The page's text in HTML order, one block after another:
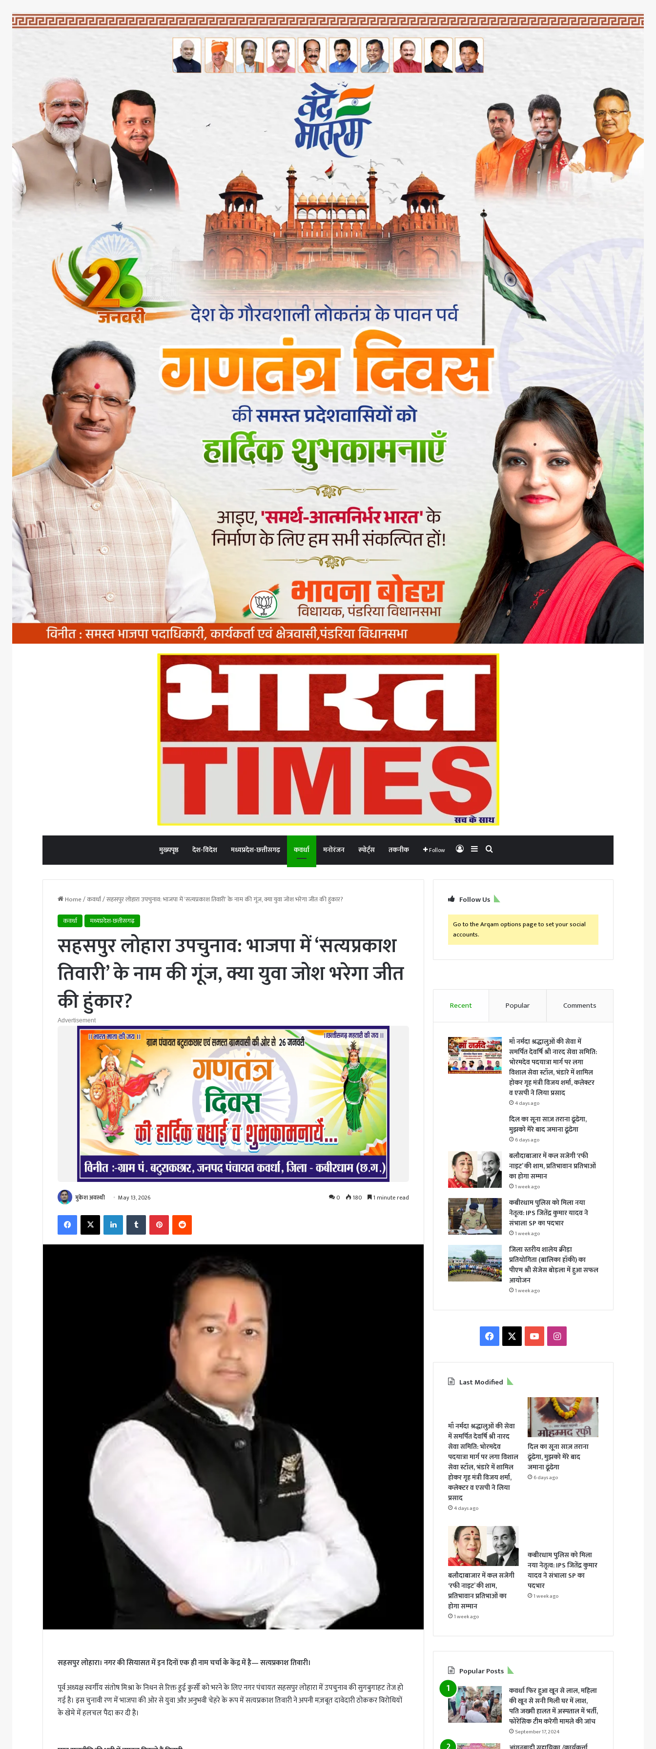
मुख्यपृष्ठ देश-विदेश मध्यप्रदेश-छत्तीसगढ़ कवर्धा मनोरंजन स्पोर्ट्स तकनीक Follow Log InSidebarSearch for
Home/कवर्धा/सहसपुर लोहारा उपचुनाव: भाजपा में ‘सत्यप्रकाश तिवारी’ के नाम की गूंज, क्या युवा जोश भरेगा जीत की हुंकार?
कवर्धा
मध्यप्रदेश-छत्तीसगढ़
सहसपुर लोहारा उपचुनाव: भाजपा में ‘सत्यप्रकाश
तिवारी’ के नाम की गूंज, क्या युवा जोश भरेगा जीत
की हुंकार?
Advertisement
मुकेश अवस्थी May 13, 2026 0 180 1 minute read
FacebookX LinkedInTumblr PinterestReddit
सहसपुर लोहारा। नगर की सियासत में इन दिनों एक ही नाम चर्चा के केंद्र में है— सत्यप्रकाश तिवारी।
पूर्व अध्यक्ष स्वर्गीय संतोष मिश्रा के निधन से रिक्त हुई कुर्सी को भरने के लिए नगर पंचायत सहसपुर लोहारा में उपचुनाव की सुगबुगाहट तेज हो
गई है। इस चुनावी रण में भाजपा की ओर से युवा और अनुभवी चेहरे के रूप में सत्यप्रकाश तिवारी ने अपनी मज़बूत दावेदारी ठोककर विरोधियों
के खेमे में हलचल पैदा कर दी है।
Follow Us
Go to the Arqam options page to set your social
accounts.
Recent Popular Comments
माँ नर्मदा श्रद्धालुओं की सेवा में
समर्पित देवर्षि श्री नारद सेवा समिति:
भोरमदेव पदयात्रा मार्ग पर लगा
विशाल सेवा स्टॉल, भंडारे में शामिल
होकर गृह मंत्री विजय शर्मा, कलेक्टर
व एसपी ने लिया प्रसाद
4 days ago
दिल का सूना साज़ तराना ढूंढेगा,
मुझको मेरे बाद जमाना ढूंढेगा
6 days ago
बलौदाबाजार में कल सजेगी ‘रफी
नाइट’ की शाम, प्रतिभावान प्रतिभाओं
का होगा सम्मान
1 week ago
कबीरधाम पुलिस को मिला नया
नेतृत्व: IPS जितेंद्र कुमार यादव ने
संभाला SP का पदभार
1 week ago
जिला स्तरीय शालेय क्रीड़ा
प्रतियोगिता (बालिका हॉकी) का
पीएम श्री सेजेस बोड़ला में हुआ सफल
आयोजन
1 week ago
Facebook YouTubeInstagram
Last Modified
माँ नर्मदा श्रद्धालुओं की सेवा
में समर्पित देवर्षि श्री नारद
सेवा समिति: भोरमदेव
पदयात्रा मार्ग पर लगा विशाल
सेवा स्टॉल, भंडारे में शामिल
होकर गृह मंत्री विजय शर्मा,
कलेक्टर व एसपी ने लिया
प्रसाद
4 days ago
दिल का सूना साज़ तराना
ढूंढेगा, मुझको मेरे बाद
जमाना ढूंढेगा
6 days ago
बलौदाबाजार में कल सजेगी
‘रफी नाइट’ की शाम,
प्रतिभावान प्रतिभाओं का
होगा सम्मान
1 week ago
कबीरधाम पुलिस को मिला
नया नेतृत्व: IPS जितेंद्र कुमार
यादव ने संभाला SP का
पदभार
1 week ago
Popular Posts
कवर्धा फिर हुआ खून से लाल, महिला
की खून से सनी मिली घर में लाश,
पति जख्मी हालत में अस्पताल में भर्ती,
फोरेंसिक टीम करेगी मामले की जांच
September 17, 2024